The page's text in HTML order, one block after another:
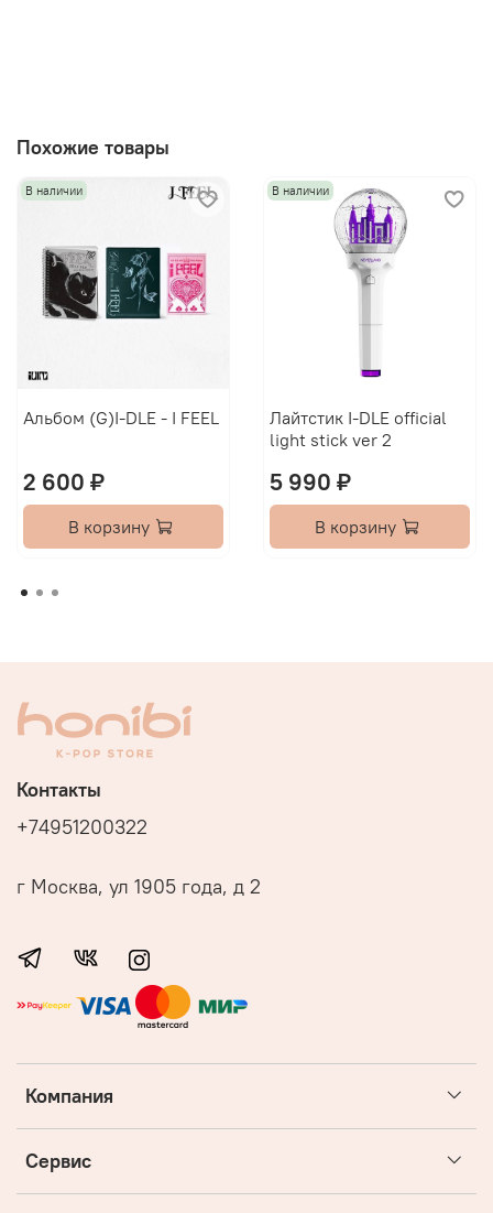
Похожие товары
В наличии
Альбом (G)I-DLE - I FEEL
2 600 ₽
В корзину
В наличии
Лайтстик I-DLE official
light stick ver 2
5 990 ₽
В корзину
Компания
Сервис
Контакты
+74951200322
г Москва, ул 1905 года, д 2